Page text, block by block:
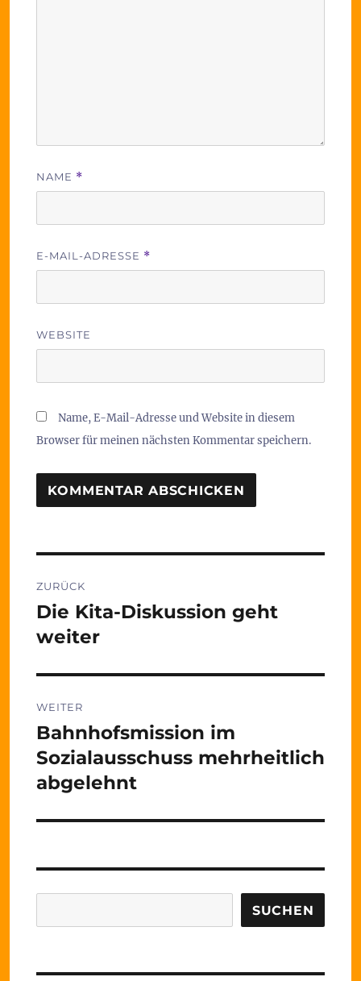
NAME *
E-MAIL-ADRESSE *
WEBSITE
Name, E-Mail-Adresse und Website in diesem
Browser für meinen nächsten Kommentar speichern.
ZURÜCK
Vorheriger
Beitrag:
Die Kita-Diskussion geht
weiter
WEITER
Nächster
Beitrag:
Bahnhofsmission im
Sozialausschuss mehrheitlich
abgelehnt
SUCHEN